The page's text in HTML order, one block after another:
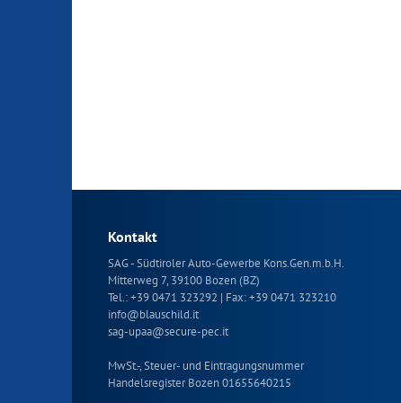
Kontakt
SAG - Südtiroler Auto-Gewerbe Kons.Gen.m.b.H.
Mitterweg 7, 39100 Bozen (BZ)
Tel.:+39 0471 323292 | Fax: +39 0471 323210
info@blauschild.it
sag-upaa@secure-pec.it
MwSt.-, Steuer- und Eintragungsnummer
Handelsregister Bozen 01655640215